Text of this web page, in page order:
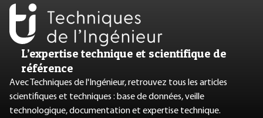
L’expertise technique et scientifique de
référence
Avec Techniques de l'Ingénieur, retrouvez tous les articles
scientifiques et techniques : base de données, veille
technologique, documentation et expertise technique.